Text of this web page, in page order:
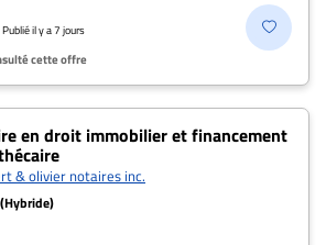
Publié il y a 7 jours
cette offre
en droit immobilier et financement
& olivier notaires inc.